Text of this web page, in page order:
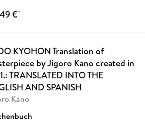
€*
KYOHON Translation of
by Jigoro Kano created in
TRANSLATED INTO THE
AND SPANISH
Kano